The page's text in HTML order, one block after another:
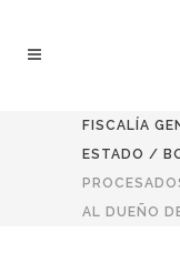
FISCALÍA
ESTADO /
AL DUEÑO